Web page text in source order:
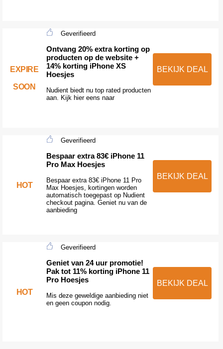
EXPIRE
SOON
Geverifieerd
Ontvang 20% extra korting op
producten op de website +
14% korting iPhone XS
Hoesjes
Nudient biedt nu top rated producten
aan. Kijk hier eens naar
BEKIJK DEAL
HOT
Geverifieerd
Bespaar extra 83€ iPhone 11
Pro Max Hoesjes
Bespaar extra 83€ iPhone 11 Pro
Max Hoesjes, kortingen worden
automatisch toegepast op Nudient
checkout pagina. Geniet nu van de
aanbieding
BEKIJK DEAL
HOT
Geverifieerd
Geniet van 24 uur promotie!
Pak tot 11% korting iPhone 11
Pro Hoesjes
Mis deze geweldige aanbieding niet
en geen coupon nodig.
BEKIJK DEAL